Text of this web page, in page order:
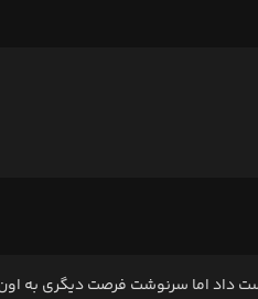
داد اما سرنوشت فرصت دیگری به